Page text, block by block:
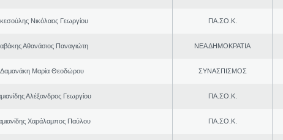
Νικόλαος Γεωργίου ΠΑ.ΣΟ.Κ.
Αθανάσιος Παναγιώτη ΝΕΑ ΔΗΜΟΚΡΑΤΙΑ
Δαμανάκη Μαρία Θεοδώρου ΣΥΝΑΣΠΙΣΜΟΣ
Αλέξανδρος Γεωργίου ΠΑ.ΣΟ.Κ.
Χαράλαμπος Παύλου ΠΑ.ΣΟ.Κ.